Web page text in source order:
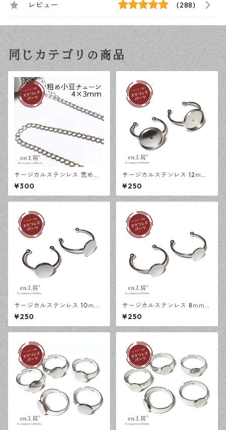
レビュー (288)
同じカテゴリの商品
サージカルステンレス 荒め小
豆チェーン 4×3ｍｍ シルバー
50cm アジャスターチェーン
アレルギー対応 ハンドメイド
¥300
サージカルステンレス 12ｍｍ
ミール皿 オープンリング台 シ
ルバー 2個 アレルギー対応 ア
クセサリーパーツ ハンドメイ
¥250
サージカルステンレス 10ｍｍ
平皿 オープンリング台 シルバ
ー 2個 アレルギー対応 アクセ
サリーパーツ ハンドメイド資
¥250
サージカルステンレス 8ｍｍ
平皿 オープンリング台 シルバ
ー 2個 アレルギー対応 アクセ
サリーパーツ ハンドメイド資
¥250